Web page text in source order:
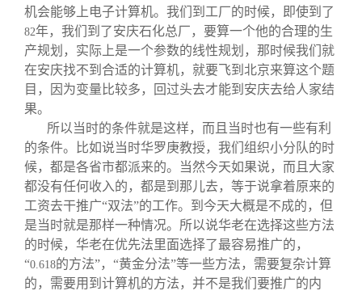
机会能够上电子计算机。我们到工厂的时候，即使到了
82年，我们到了安庆石化总厂，要算一个他的合理的生
产规划，实际上是一个参数的线性规划，那时候我们就
在安庆找不到合适的计算机，就要飞到北京来算这个题
目，因为变量比较多，回过头去才能到安庆去给人家结
果。
所以当时的条件就是这样，而且当时也有一些有利
的条件。比如说当时华罗庚教授，我们组织小分队的时
候，都是各省市都派来的。当然今天如果说，而且大家
都没有任何收入的，都是到那儿去，等于说拿着原来的
工资去干推广“双法”的工作。到今天大概是不成的，但
是当时就是那样一种情况。所以说华老在选择这些方法
的时候，华老在优先法里面选择了最容易推广的，
“0.618的方法”，“黄金分法”等一些方法，需要复杂计算
的，需要用到计算机的方法，并不是我们要推广的内